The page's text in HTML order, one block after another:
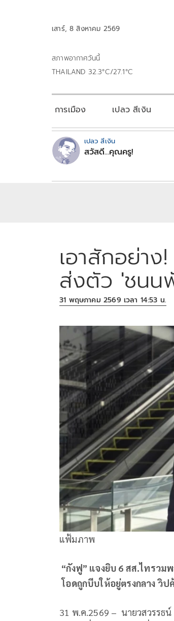
เสาร์, 8 สิงหาคม 2569
สภาพอากาศวันนี้
THAILAND 32.3°C/27.1°C
การเมือง เปลว สีเงิน
เปลว สีเงิน
สวัสดี...คุณครู!
เอาสักอย่า
ส่งตัว 'ชน
31 พฤษภาคม 2569 เวลา 14:53 น.
แฟ้มภาพ
“กังฟู” แจงยิบ 6 สส.ไทรวม
โอดถูกบีบให้อยู่ตรงกลาง วิ
31 พ.ค.2569 – นายวสวรรธ